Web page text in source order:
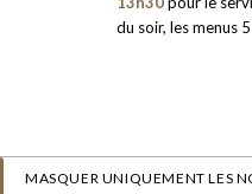
du soir, les menus
MASQUER UNIQUEMENT LES